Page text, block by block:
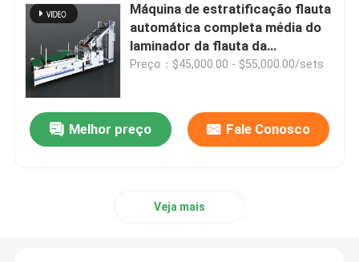
Máquina de estratificação flauta
automática completa média do
laminador da flauta da
velocidade da auto
Preço：$45,000.00 - $55,000.00/sets
Melhor preço Fale Conosco
Veja mais